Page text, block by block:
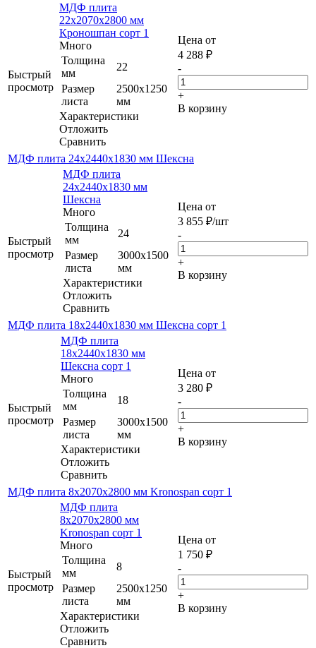
Быстрый
просмотр
МДФ плита
22х2070х2800 мм
Кроношпан сорт 1
Много
Толщина
мм
22
Размер
листа
2500х1250
мм
Характеристики
Отложить
Сравнить
Цена от
4 288 ₽
-
+
В корзину
МДФ плита 24х2440х1830 мм Шексна
Быстрый
просмотр
МДФ плита
24х2440х1830 мм
Шексна
Много
Толщина
мм
24
Размер
листа
3000х1500
мм
Характеристики
Отложить
Сравнить
Цена от
3 855 ₽/шт
-
+
В корзину
МДФ плита 18х2440х1830 мм Шексна сорт 1
Быстрый
просмотр
МДФ плита
18х2440х1830 мм
Шексна сорт 1
Много
Толщина
мм
18
Размер
листа
3000х1500
мм
Характеристики
Отложить
Сравнить
Цена от
3 280 ₽
-
+
В корзину
МДФ плита 8х2070х2800 мм Kronospan сорт 1
Быстрый
просмотр
МДФ плита
8х2070х2800 мм
Kronospan сорт 1
Много
Толщина
мм
8
Размер
листа
2500х1250
мм
Характеристики
Отложить
Сравнить
Цена от
1 750 ₽
-
+
В корзину